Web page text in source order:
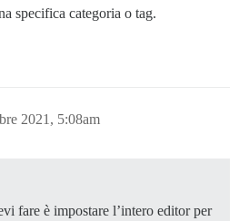
specifica categoria o tag.
2021, 5:08am
fare è impostare l’intero editor per